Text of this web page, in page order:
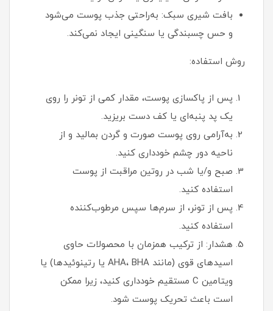
بافت شیری سبک: به‌راحتی جذب پوست می‌شود
و حس چسبندگی یا سنگینی ایجاد نمی‌کند.
روش استفاده:
پس از پاکسازی پوست، مقدار کمی از تونر را روی
یک پد پنبه‌ای یا کف دست بریزید.
به‌آرامی روی پوست صورت و گردن بمالید و از
ناحیه دور چشم خودداری کنید.
صبح و/یا شب در روتین مراقبت از پوست
استفاده کنید.
پس از تونر، از سرم‌ها سپس مرطوب‌کننده
استفاده کنید.
هشدار: از ترکیب همزمان با محصولات حاوی
اسیدهای قوی (مانند AHA، BHA یا رتینوئیدها) یا
ویتامین C مستقیم خودداری کنید، زیرا ممکن
است باعث تحریک پوست شود.